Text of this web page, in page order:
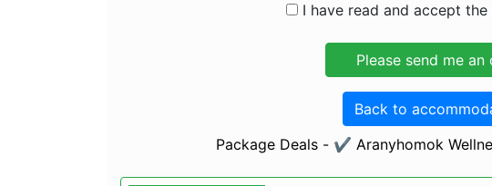
I have read and accept the
Back to
Package Deals - ✔️ Aranyhomok